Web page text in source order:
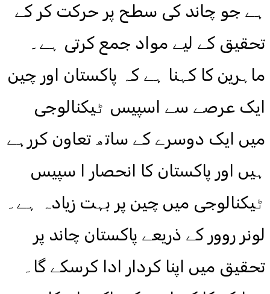
ہے جو چاند کی سطح پر حرکت کر کے
تحقیق کے لیے مواد جمع کرتی ہے۔
ماہرین کا کہنا ہے کہ پاکستان اور چین
ایک عرصے سے اسپیس ٹیکنالوجی
میں ایک دوسرے کے ساتھ تعاون کررہے
ہیں اور پاکستان کا انحصار ا سپیس
ٹیکنالوجی میں چین پر بہت زیادہ ہے۔
لونر روور کے ذریعے پاکستان چاند پر
تحقیق میں اپنا کردار ادا کرسکے گا۔